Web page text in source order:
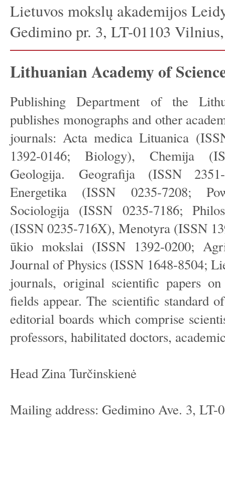
Lietuvos mokslų akademijos
Gedimino pr. 3, LT-01103
Lithuanian Academy of
Publishing Department of the
publishes monographs and other
journals: Acta medica Lituanica
1392-0146; Biology), Chemija
Geologija. Geografija (ISSN
Energetika (ISSN 0235-7208;
Sociologija (ISSN 0235-7186;
(ISSN 0235-716X), Menotyra (ISSN
ūkio mokslai (ISSN 1392-0200;
Journal of Physics (ISSN 1648-8504;
journals, original scientific papers
fields appear. The scientific standard
editorial boards which comprise
professors, habilitated doctors,
Head Zina Turčinskienė
Mailing address: Gedimino Ave. 3,